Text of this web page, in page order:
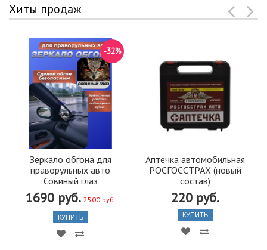
Хиты продаж
Зеркало обгона для
праворульных авто
Совиный глаз
1690 руб. 2500 руб.
-32%
КУПИТЬ
Аптечка автомобильная
РОСГОССТРАХ (новый
состав)
220 руб.
КУПИТЬ